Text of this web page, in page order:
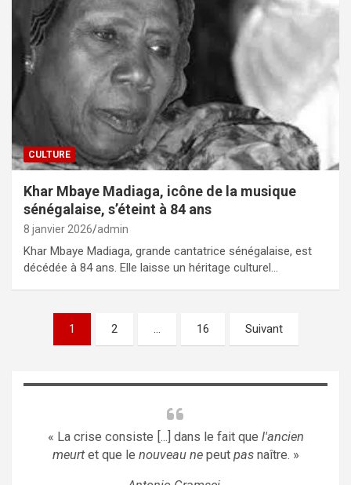
CULTURE
Khar Mbaye Madiaga, icône de la musique
sénégalaise, s’éteint à 84 ans
8 janvier 2026 admin
Khar Mbaye Madiaga, grande cantatrice sénégalaise, est
décédée à 84 ans. Elle laisse un héritage culturel…
Pagination
1 2 … 16 Suivant
« La crise consiste [...] dans le fait que l'ancien
meurtet que le nouveau nepeut pasnaître. »